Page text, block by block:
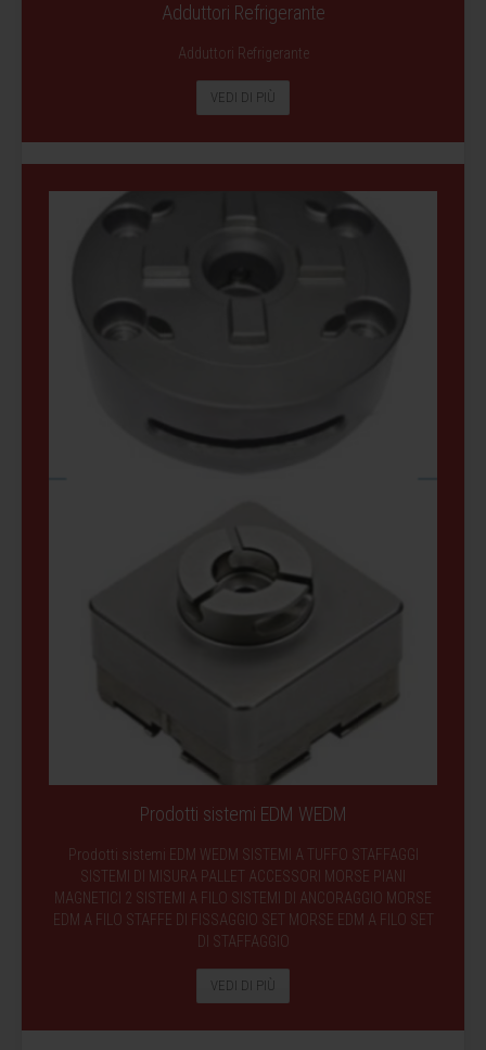
Adduttori Refrigerante
Adduttori Refrigerante
VEDI DI PIÙ
Prodotti sistemi EDM WEDM
Prodotti sistemi EDM WEDM SISTEMI A TUFFO STAFFAGGI
SISTEMI DI MISURA PALLET ACCESSORI MORSE PIANI
MAGNETICI 2 SISTEMI A FILO SISTEMI DI ANCORAGGIO MORSE
EDM A FILO STAFFE DI FISSAGGIO SET MORSE EDM A FILO SET
DI STAFFAGGIO
VEDI DI PIÙ